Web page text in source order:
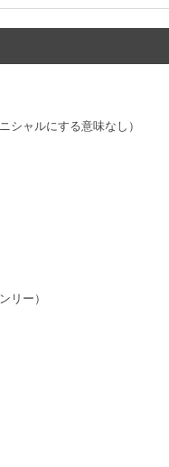
シャルにする意味なし）
リー）